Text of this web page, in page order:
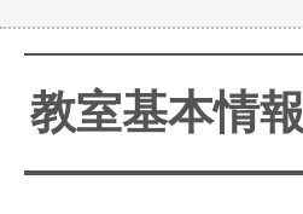
教室基本情報